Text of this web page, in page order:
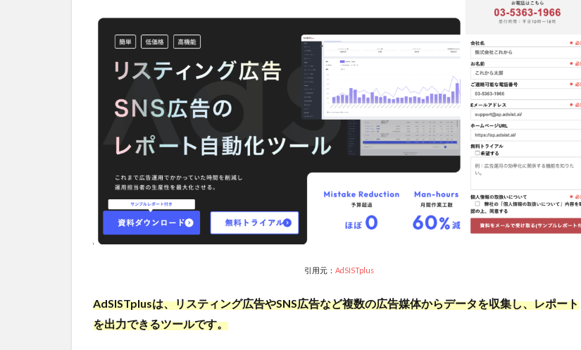
ールと
は
1.1.2
AdSISTplus
1.2
がデータ取
得対応して
いる主な媒
体
2
3
「AdSISTplus」
の5つの主な特
引用元： AdSISTplus
AdSISTplusは、リスティング広告やSNS広告など複数の広告媒体からデータを収集し、レポート
を出力できるツールです。